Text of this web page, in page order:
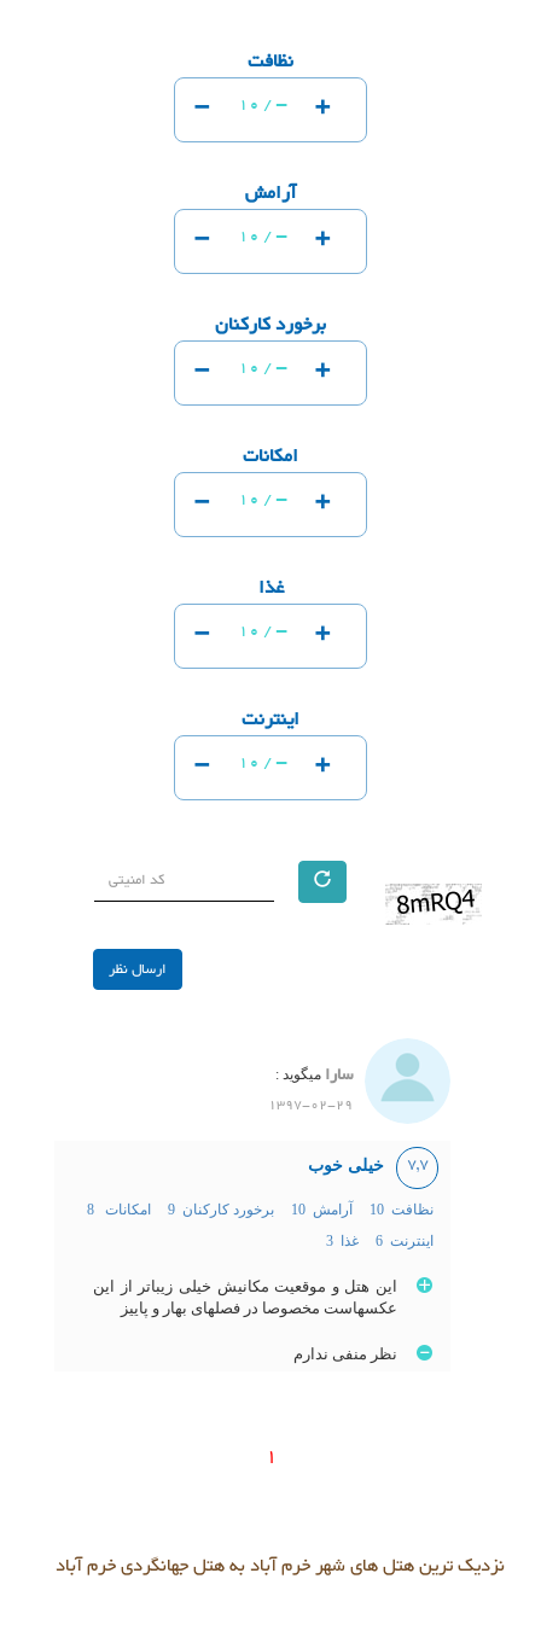
نظافت
- 10 / - +
آرامش
- 10 / - +
برخورد کارکنان
- 10 / - +
امکانات
- 10 / - +
غذا
- 10 / - +
اینترنت
- 10 / - +
سارا میگوید :
1397-02-29
7,7 خیلی خوب
نظافت 10 آرامش 10 برخورد کارکنان 9
امکانات 8
اینترنت 6
غذا 3
این هتل و موقعیت مکانیش خیلی زیباتر از این
عکسهاست مخصوصا در فصلهای بهار و پاییز
نظر منفی ندارم
1
نزدیک ترین هتل های شهر خرم آباد به هتل جهانگردی خرم آباد